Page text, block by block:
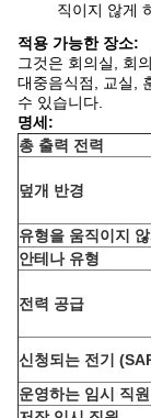
직이지 않게
적용 가능한 장소:
그것은 회의실, 회
대중음식점, 교실,
수 있습니다.
명세:
총 출력 전력
덮개 반경
유형을 움직이지 않
안테나 유형
전력 공급
신청되는 전기
운영하는 임시 직원